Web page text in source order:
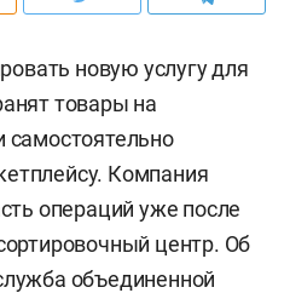
новую услугу для
товары на
самостоятельно
Компания
операций уже после
центр. Об
объединенной